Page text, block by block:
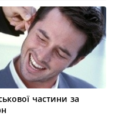
частини за